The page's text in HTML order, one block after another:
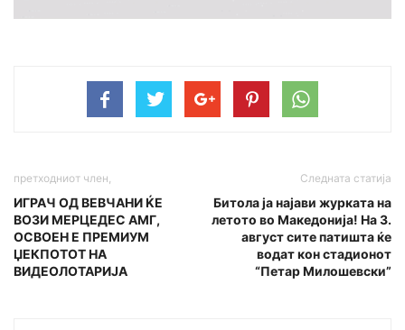
претходниот член,
ИГРАЧ ОД ВЕВЧАНИ ЌЕ
ВОЗИ МЕРЦЕДЕС АМГ,
ОСВОЕН Е ПРЕМИУМ
ЏЕКПОТOT НА
ВИДЕОЛОТАРИЈА
Следната статија
Битола ја најави журката на
летото во Македонија! На 3.
август сите патишта ќе
водат кон стадионот
“Петар Милошевски”